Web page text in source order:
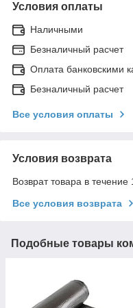
Условия оплаты
Наличными
Безналичный расчет
Оплата банковскими
Безналичный расчет
Все условия оплаты
Условия возврата
Возврат товара в течение
Все условия возврата
Подобные товары